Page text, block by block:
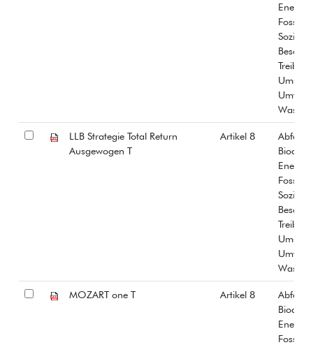
Fossiles
Umwelt
Wasser
LLB Strategie Total Return
Ausgewogen T
Artikel 8
Abfall
Fossiles
Umwelt
Wasser
MOZART one T Artikel 8
Abfall
Fossiles